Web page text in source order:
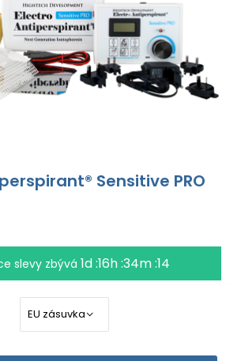
Sensitive PRO
slevy zbývá1d :16h :34m :13